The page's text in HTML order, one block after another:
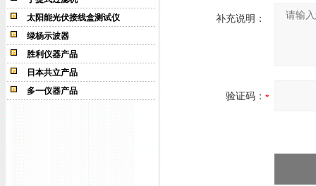
太阳能光伏接线盒测试仪
绿杨示波器
胜利仪器产品
日本共立产品
多一仪器产品
补充说明：
验证码：